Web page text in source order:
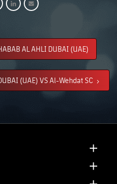
AL AHLI DUBAI (UAE)
(UAE) VS Al-Wehdat SC